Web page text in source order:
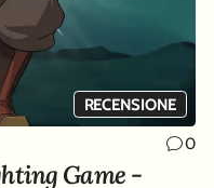
RECENSIONE
0
Game -